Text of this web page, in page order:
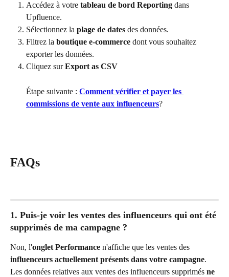
Accédez à votre tableau de bord Reporting dans
Upfluence.
Sélectionnez la plage de dates des données.
Filtrez la boutique e-commerce dont vous souhaitez
exporter les données.
Cliquez sur Export as CSV
Étape suivante : Comment vérifier et payer les
commissions de vente aux influenceurs?
FAQs
1. Puis-je voir les ventes des influenceurs qui ont été
supprimés de ma campagne ?
Non, l'onglet Performance n'affiche que les ventes des
influenceurs actuellement présents dans votre campagne.
Les données relatives aux ventes des influenceurs supprimés ne